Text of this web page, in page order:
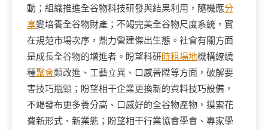
動；組織推進全谷物科技研發與結果利用，隨機應分
享變培養全谷物財產；不竭完美全谷物尺度系統，實
在規范市場次序，鼎力營建傑出生態。社會有關方面
是成長全谷物的增進者。盼望科研時租場地機構繚繞
種聚會類改進、工藝立異、口感晉陞等方面，破解要
害技巧瓶頸；盼望相干企業更換新的資料技巧設備，
不竭發布更多養分高、口感好的全谷物產物，摸索花
費新形式、新業態；盼望相干行業協會學會、專家學